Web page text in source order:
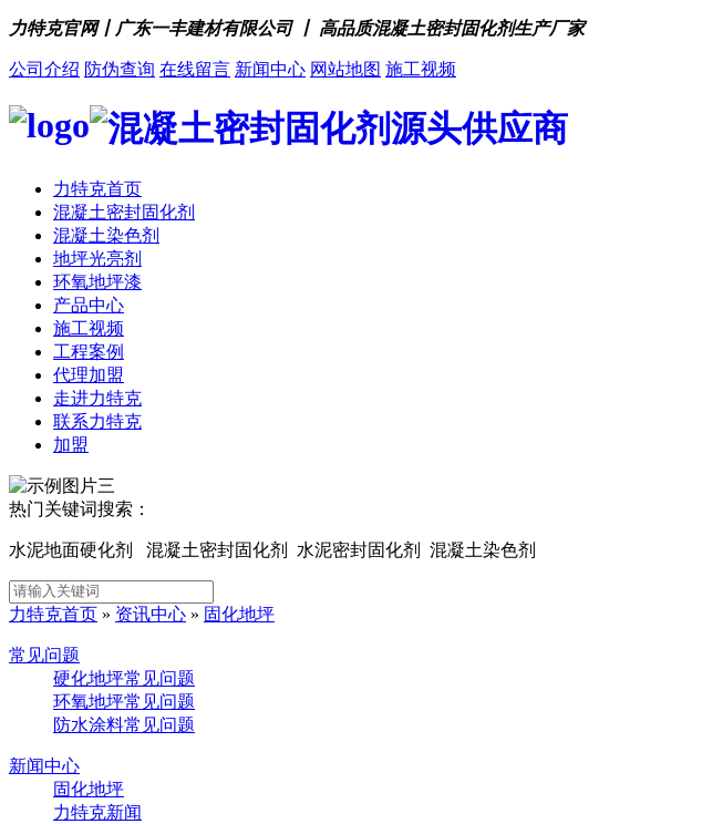
力特克官网丨广东一丰建材有限公司 丨 高品质混凝土密封固化剂生产厂家
公司介绍 防伪查询 在线留言 新闻中心 网站地图 施工视频
力特克首页
混凝土密封固化剂
混凝土染色剂
地坪光亮剂
环氧地坪漆
产品中心
施工视频
工程案例
代理加盟
走进力特克
联系力特克
加盟
热门关键词搜索：
水泥地面硬化剂 混凝土密封固化剂 水泥密封固化剂 混凝土染色剂
力特克首页 » 资讯中心 » 固化地坪
常见问题
硬化地坪常见问题
环氧地坪常见问题
防水涂料常见问题
新闻中心
固化地坪
力特克新闻